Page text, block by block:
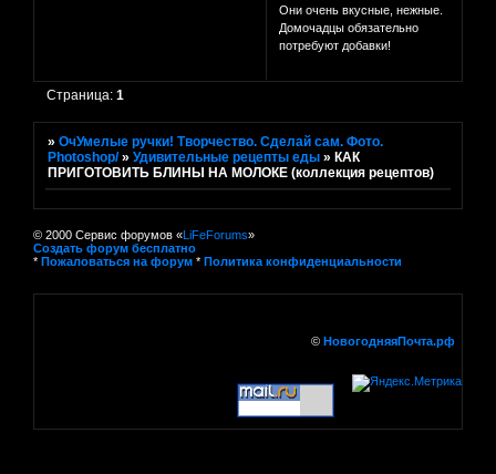
Они очень вкусные, нежные.
Домочадцы обязательно
потребуют добавки!
Страница:1
»ОчУмелые ручки! Творчество. Сделай сам. Фото.
Photoshop/ »Удивительные рецепты еды »КАК
ПРИГОТОВИТЬ БЛИНЫ НА МОЛОКЕ (коллекция рецептов)
© 2000 Сервис форумов «LiFeForums»
Создать форум бесплатно
* Пожаловаться на форум * Политика конфиденциальности
© НовогодняяПочта.рф